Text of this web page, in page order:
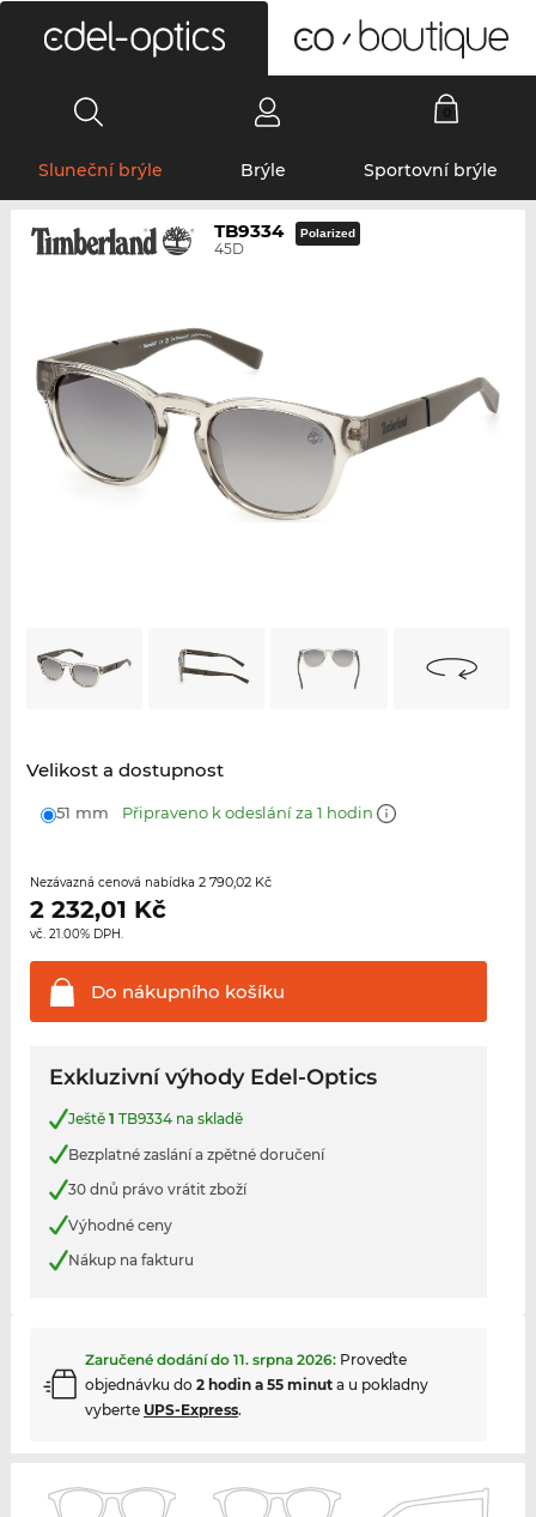
Sluneční brýle Brýle Sportovní brýle
TB9334
45D
Polarized
Velikost a dostupnost
51 mm Připraveno k odeslání za 1 hodin
Nezávazná cenová nabídka 2 790,02 Kč
2 232,01 Kč
vč. 21.00% DPH.
Do nákupního košíku
Exkluzivní výhody Edel-Optics
Ještě 1 TB9334 na skladě
Bezplatné zaslání a zpětné doručení
30 dnů právo vrátit zboží
Výhodné ceny
Nákup na fakturu
Zaručené dodání do 11. srpna 2026: Proveďte
objednávku do 2 hodin a 55 minuta u pokladny
vyberte UPS-Express.